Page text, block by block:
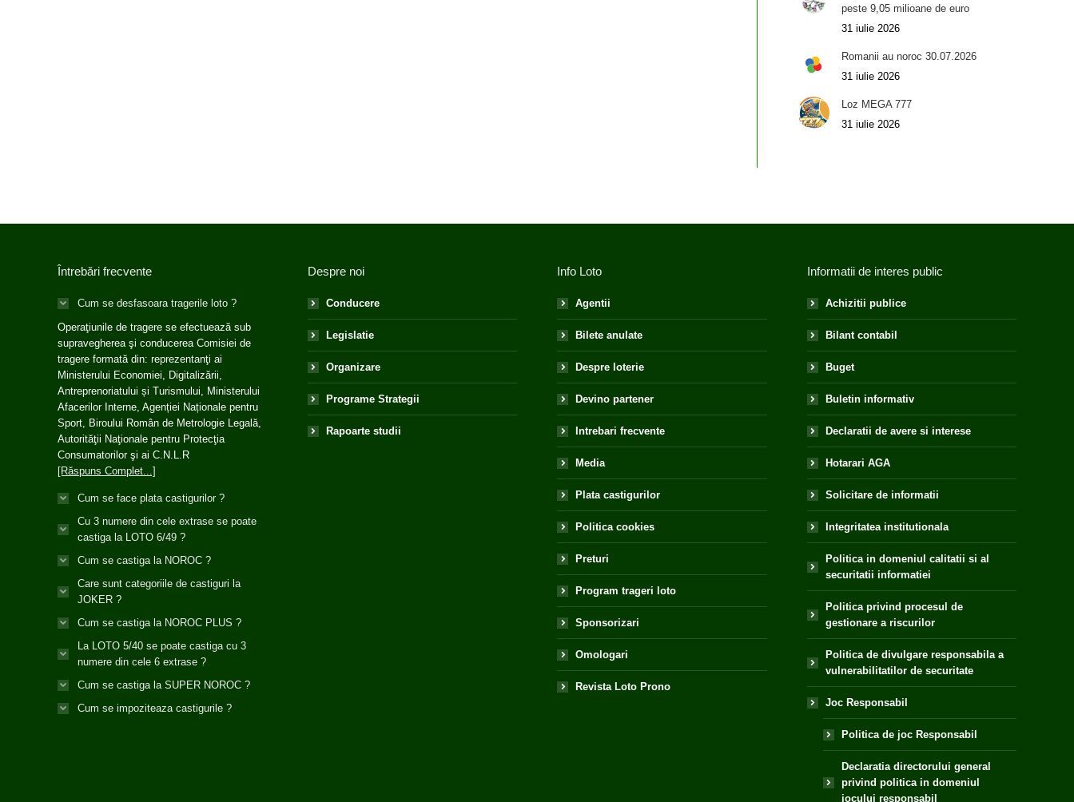
peste 9,05 milioane de euro
31 iulie 2026
Romanii au noroc 30.07.2026
31 iulie 2026
Loz MEGA 777
31 iulie 2026
Întrebări frecvente
Cum se desfasoara tragerile loto ?
Operaţiunile de tragere se efectuează sub
supravegherea şi conducerea Comisiei de
tragere formată din: reprezentanţi ai
Ministerului Economiei, Digitalizării,
Antreprenoriatului și Turismului, Ministerului
Afacerilor Interne, Agenției Naționale pentru
Sport, Biroului Român de Metrologie Legală,
Autorităţii Naţionale pentru Protecţia
Consumatorilor şi ai C.N.L.R
[Răspuns Complet...]
Cum se face plata castigurilor ?
Cu 3 numere din cele extrase se poate
castiga la LOTO 6/49 ?
Cum se castiga la NOROC ?
Care sunt categoriile de castiguri la
JOKER ?
Cum se castiga la NOROC PLUS ?
La LOTO 5/40 se poate castiga cu 3
numere din cele 6 extrase ?
Cum se castiga la SUPER NOROC ?
Cum se impoziteaza castigurile ?
Despre noi
Conducere
Legislatie
Organizare
Programe Strategii
Rapoarte studii
Info Loto
Agentii
Bilete anulate
Despre loterie
Devino partener
Intrebari frecvente
Media
Plata castigurilor
Politica cookies
Preturi
Program trageri loto
Sponsorizari
Omologari
Revista Loto Prono
Informatii de interes public
Achizitii publice
Bilant contabil
Buget
Buletin informativ
Declaratii de avere si interese
Hotarari AGA
Solicitare de informatii
Integritatea institutionala
Politica in domeniul calitatii si al
securitatii informatiei
Politica privind procesul de
gestionare a riscurilor
Politica de divulgare responsabila a
vulnerabilitatilor de securitate
Joc Responsabil
Politica de joc Responsabil
Declaratia directorului general
privind politica in domeniul
jocului responsabil